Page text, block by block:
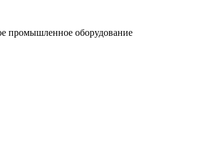
промышленное оборудование